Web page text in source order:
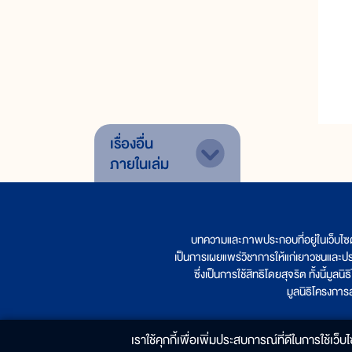
เรื่องอื่น
ภายในเล่ม
บทความและภาพประกอบที่อยู่ในเว็บ
เป็นการเผยแพร่วิชาการให้แก่เยาวชนแล
ซึ่งเป็นการใช้สิทธิโดยสุจริต ทั้งนี้มูลนิ
มูลนิธิโครงกา
เราใช้คุกกี้เพื่อเพิ่มประสบการณ์ที่ดีในการใช้เว็บ